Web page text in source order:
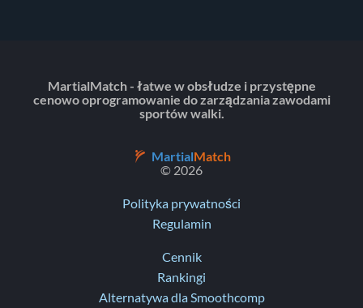
MartialMatch - łatwe w obsłudze i przystępne
cenowo oprogramowanie do zarządzania zawodami
sportów walki.
MartialMatch
© 2026
Polityka prywatności
Regulamin
Cennik
Rankingi
Alternatywa dla Smoothcomp